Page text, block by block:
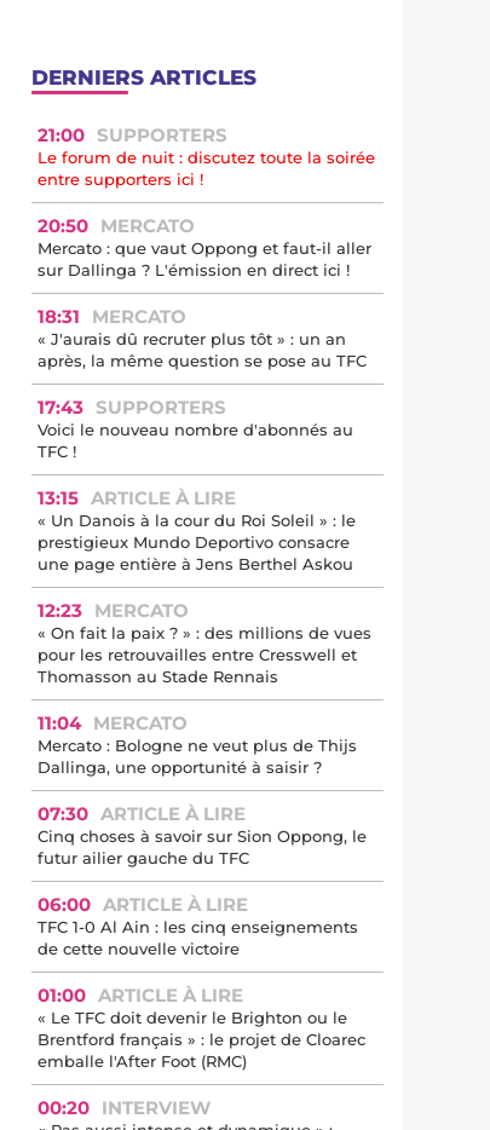
DERNIERS ARTICLES
21:00 SUPPORTERS
Le forum de nuit : discutez toute la soirée
entre supporters ici !
20:50 MERCATO
Mercato : que vaut Oppong et faut-il aller
sur Dallinga ? L'émission en direct ici !
18:31 MERCATO
« J'aurais dû recruter plus tôt » : un an
après, la même question se pose au TFC
17:43 SUPPORTERS
Voici le nouveau nombre d'abonnés au
TFC !
13:15 ARTICLE À LIRE
« Un Danois à la cour du Roi Soleil » : le
prestigieux Mundo Deportivo consacre
une page entière à Jens Berthel Askou
12:23 MERCATO
« On fait la paix ? » : des millions de vues
pour les retrouvailles entre Cresswell et
Thomasson au Stade Rennais
11:04 MERCATO
Mercato : Bologne ne veut plus de Thijs
Dallinga, une opportunité à saisir ?
07:30 ARTICLE À LIRE
Cinq choses à savoir sur Sion Oppong, le
futur ailier gauche du TFC
06:00 ARTICLE À LIRE
TFC 1-0 Al Ain : les cinq enseignements
de cette nouvelle victoire
01:00 ARTICLE À LIRE
« Le TFC doit devenir le Brighton ou le
Brentford français » : le projet de Cloarec
emballe l'After Foot (RMC)
00:20 INTERVIEW